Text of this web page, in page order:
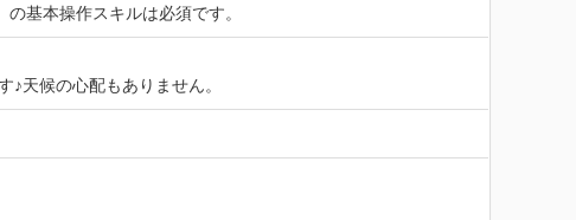
基本操作スキルは必須です。
天候の心配もありません。